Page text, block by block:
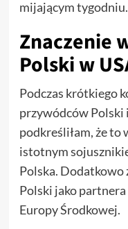
mijającym tygodniu.
Znaczenie
Polski w
Podczas krótkiego
przywódców Polski
podkreśliłam, że to
istotnym
Polska. Dodatkowo
Polski jako
Europy Środkowej.